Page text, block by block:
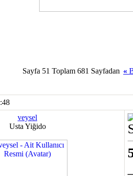
Sayfa 51 Toplam 681 Sayfadan «
veysel
Usta Yiğido